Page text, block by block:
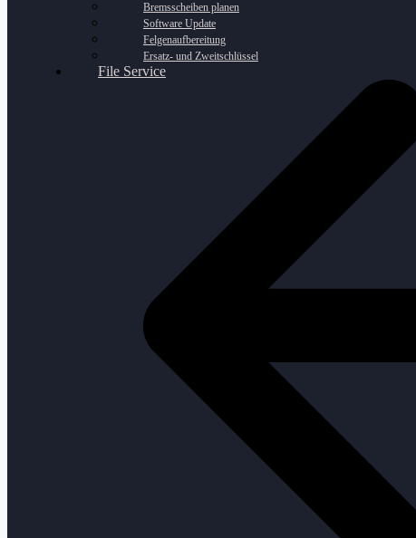
Bremsscheiben planen
Software Update
Felgenaufbereitung
Ersatz- und Zweitschlüssel
File Service